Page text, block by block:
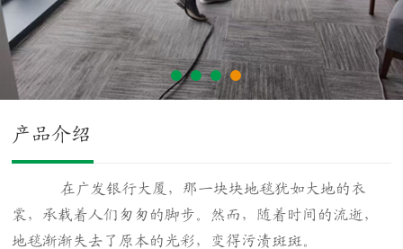
产品介绍
在广发银行大厦，那一块块地毯犹如大地的衣
裳，承载着人们匆匆的脚步。然而，随着时间的流逝，
地毯渐渐失去了原本的光彩，变得污渍斑斑。